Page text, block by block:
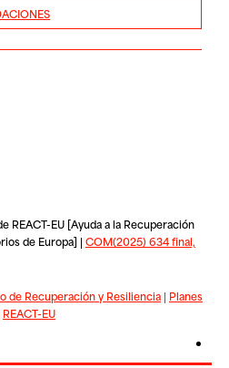
REACT-EU [Ayuda a la Recuperación
de Europa] | COM(2025) 634 final,
de Recuperación y Resiliencia| Planes
REACT-EU